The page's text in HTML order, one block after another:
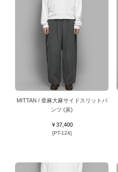
MITTAN / 亜麻大麻サイドスリットパ
ンツ (炭)
￥37,400
[PT-124]